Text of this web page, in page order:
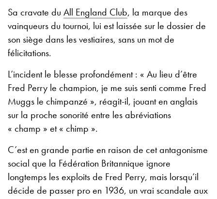
Sa cravate du All England Club, la marque des
vainqueurs du tournoi, lui est laissée sur le dossier de
son siège dans les vestiaires, sans un mot de
félicitations.
L’incident le blesse profondément : « Au lieu d’être
Fred Perry le champion, je me suis senti comme Fred
Muggs le chimpanzé », réagit-il, jouant en anglais
sur la proche sonorité entre les abréviations
« champ » et « chimp ».
C’est en grande partie en raison de cet antagonisme
social que la Fédération Britannique ignore
longtemps les exploits de Fred Perry, mais lorsqu’il
décide de passer pro en 1936, un vrai scandale aux